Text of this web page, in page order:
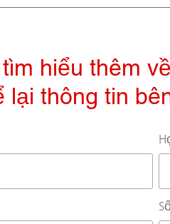
hiểu thêm
lại thông tin